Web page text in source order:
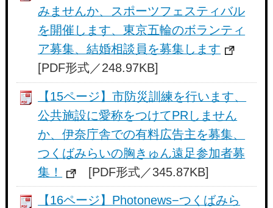
みませんか、スポーツフェスティバル
を開催します、東京五輪のボランティ
ア募集、結婚相談員を募集します
[PDF形式／248.97KB]
【15ページ】市防災訓練を行います、
公共施設に愛称をつけてPRしません
か、伊奈庁舎での有料広告主を募集、
つくばみらいの胸きゅん遠足参加者募
集！
[PDF形式／345.87KB]
【16ページ】Photonews−つくばみら